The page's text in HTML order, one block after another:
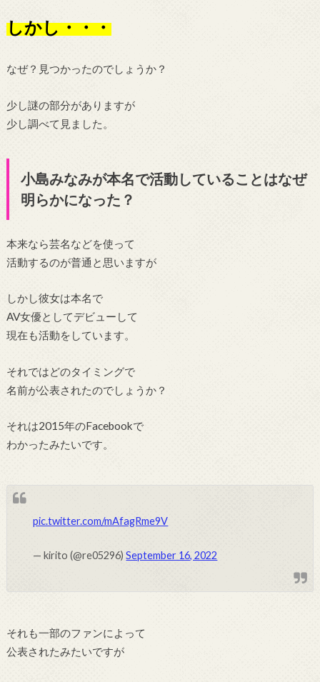
しかし・・・
なぜ？見つかったのでしょうか？
少し謎の部分がありますが
少し調べて見ました。
小島みなみが本名で活動していることはなぜ
明らかになった？
本来なら芸名などを使って
活動するのが普通と思いますが
しかし彼女は本名で
AV女優としてデビューして
現在も活動をしています。
それではどのタイミングで
名前が公表されたのでしょうか？
それは2015年のFacebookで
わかったみたいです。
pic.twitter.com/mAfagRme9V
— kirito (@re05296)September 16, 2022
それも一部のファンによって
公表されたみたいですが